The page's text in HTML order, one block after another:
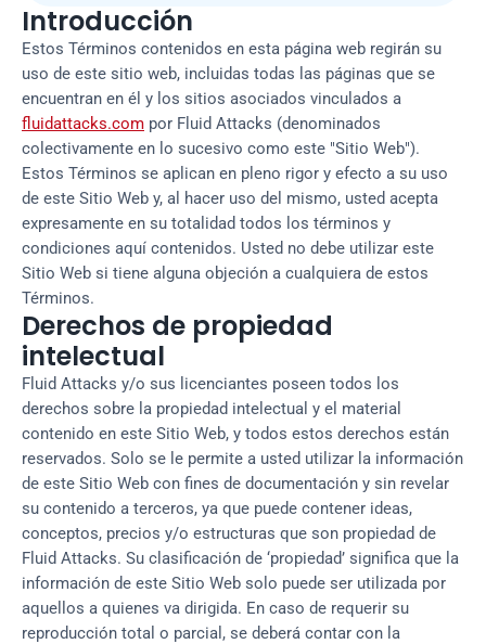
Introducción
Estos Términos contenidos en esta página web regirán su
uso de este sitio web, incluidas todas las páginas que se
encuentran en él y los sitios asociados vinculados a
fluidattacks.com por Fluid Attacks (denominados
colectivamente en lo sucesivo como este "Sitio Web").
Estos Términos se aplican en pleno rigor y efecto a su uso
de este Sitio Web y, al hacer uso del mismo, usted acepta
expresamente en su totalidad todos los términos y
condiciones aquí contenidos. Usted no debe utilizar este
Sitio Web si tiene alguna objeción a cualquiera de estos
Términos.
Derechos de propiedad
intelectual
Fluid Attacks y/o sus licenciantes poseen todos los
derechos sobre la propiedad intelectual y el material
contenido en este Sitio Web, y todos estos derechos están
reservados. Solo se le permite a usted utilizar la información
de este Sitio Web con fines de documentación y sin revelar
su contenido a terceros, ya que puede contener ideas,
conceptos, precios y/o estructuras que son propiedad de
Fluid Attacks. Su clasificación de ‘propiedad’ significa que la
información de este Sitio Web solo puede ser utilizada por
aquellos a quienes va dirigida. En caso de requerir su
reproducción total o parcial, se deberá contar con la